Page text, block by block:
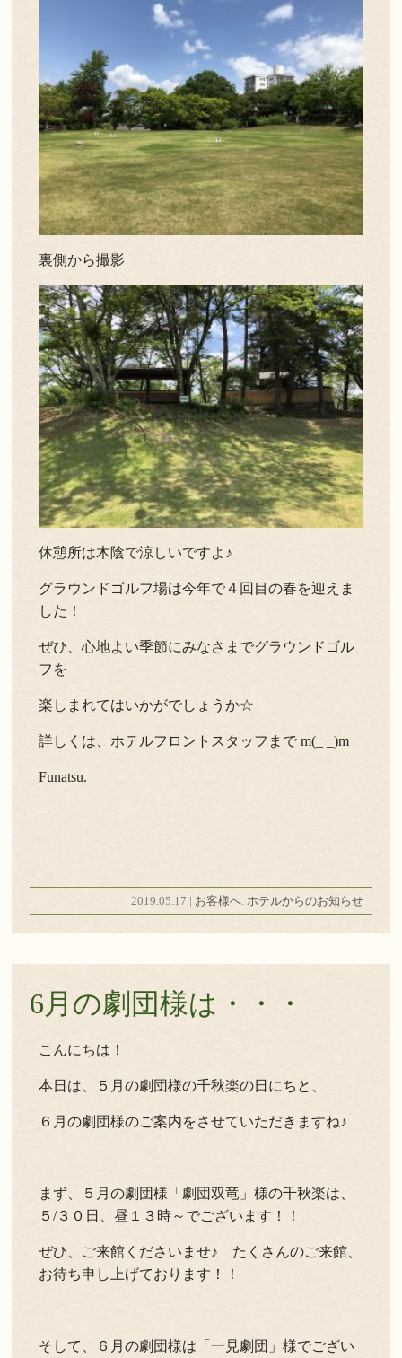
裏側から撮影
休憩所は木陰で涼しいですよ♪
グラウンドゴルフ場は今年で４回目の春を迎えま
した！
ぜひ、心地よい季節にみなさまでグラウンドゴル
フを
楽しまれてはいかがでしょうか☆
詳しくは、ホテルフロントスタッフまで m(_ _)m
Funatsu.
2019.05.17 | お客様へ. ホテルからのお知らせ
6月の劇団様は・・・
こんにちは！
本日は、５月の劇団様の千秋楽の日にちと、
６月の劇団様のご案内をさせていただきますね♪
まず、５月の劇団様「劇団双竜」様の千秋楽は、
５/３０日、昼１３時～でございます！！
ぜひ、ご来館くださいませ♪ たくさんのご来館、
お待ち申し上げております！！
そして、６月の劇団様は「一見劇団」様でござい